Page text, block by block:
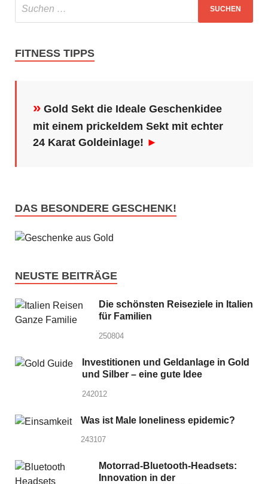
FITNESS TIPPS
» Gold Sekt die Ideale Geschenkidee
mit einem prickeldem Sekt mit echter
24 Karat Goldeinlage! ►
DAS BESONDERE GESCHENK!
NEUSTE BEITRÄGE
Die schönsten Reiseziele in Italien
für Familien
250804
Investitionen und Geldanlage in Gold
und Silber – eine gute Idee
242012
Was ist Male loneliness epidemic?
243107
Motorrad-Bluetooth-Headsets:
Innovation in der